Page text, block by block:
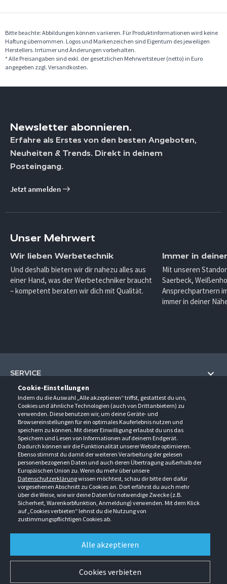
Cookie-Einstellungen
Indem du die Auswahl „Alle akzeptieren“ triffst, gestattest du uns,
Cookies und ähnliche Technologien (auch von Drittanbietern) zu
verwenden. Diese benutzen wir, um deine Geräte- und
Browsereinstellungen für ein optimales Kauferlebnis nutzen und
speichern zu können. Mit dieser Einwilligung erlaubst du uns das
Speichern und Lesen von Informationen auf deinem Endgerät.
Dadurch können wir die Funktionalität unserer Website optimieren.
Ebenso stimmst du damit der weiteren Verarbeitung der gelesen
personenbezogenen Daten und auch deren Übertragung außerhalb der
Europäischen Union zu. Wenn du mehr über unsere
Datenschutzerklärungwissen möchtest, schau dir bitte den dafür
vorgesehenen Abschnitt zu Cookies an. Dort erfährst du auch mehr
über die Weise, wie wir deine Daten für notwendige Zwecke (z.B.
Sicherheit, Warenkorbfunktion, Anmeldung) verwenden. Mit dem Klick
auf „Cookies verbieten“ lehnst du die Nutzung von
zustimmungspflichtigen Cookies ab.
Alle akzeptieren
Cookies verbieten
Bitte beachte: Abbildungen können variieren. Für Produktinformationen wird keine
Haftung übernommen. Logos und Markenzeichen sind Eigentum des jeweiligen
Herstellers. Irrtümer und Änderungen vorbehalten.
* Alle Preisangaben sind exkl. der gesetzlichen Mehrwertsteuer (netto) in Euro
angegeben zzgl. Versandkosten.
Newsletter abonnieren.
Erfahre als Erstes von den besten Angeboten,
Neuheiten & Trends. Direkt in deinem
Posteingang.
Jetzt anmelden
Unser Mehrwert
Wir lieben Werbetechnik
Und deshalb bieten wir dir nahezu alles aus
einer Hand, was der Werbetechniker braucht
– kompetent beraten wir dich mit Qualität.
Immer in
Mit unseren
Saerbeck,
Ansprechpartnern
immer in deiner
SERVICE
Hilfe und Information
Fragen und Antworten (FAQ)
Kontakt
Newsletter
Events
Downloads
Kataloge
UNTERNEHMEN
Über uns
Anfahrt
Ansprechpartner
Außendienstbesuch
Jobs & Ausbildung
Retouren/Reklamationen
KONTAKT
Gröner-Schulze GmbH
Sarirstraße 5
12529 Schönefeld
Berlin-Schönefeld: +49 30 68 29 54-0
Saerbeck: +49 2574 88750-0
Weißenhorn: +49 731 3982-0
info@groener-schulze.com
ÖFFNUNGSZEITEN
Montag - Donnerstag
9:00 - 17:00
Freitag
9:00 - 15:00
FOLGE UNS
AGB Datenschutzbestimmungen Impressum
Alle Rechte vorbehalten. © Gröner-Schulze GmbH 2026 Verkauf nur an Unternehmer,